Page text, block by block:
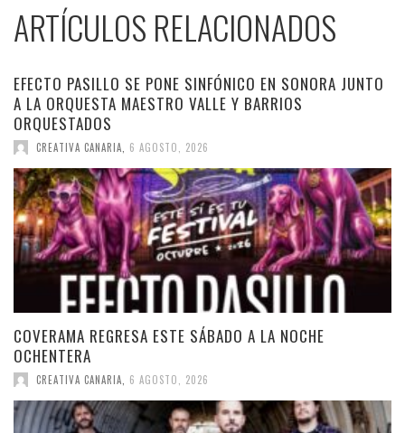
ARTÍCULOS RELACIONADOS
EFECTO PASILLO SE PONE SINFÓNICO EN SONORA JUNTO
A LA ORQUESTA MAESTRO VALLE Y BARRIOS
ORQUESTADOS
CREATIVA CANARIA 6 AGOSTO, 2026
COVERAMA REGRESA ESTE SÁBADO A LA NOCHE
OCHENTERA
CREATIVA CANARIA 6 AGOSTO, 2026